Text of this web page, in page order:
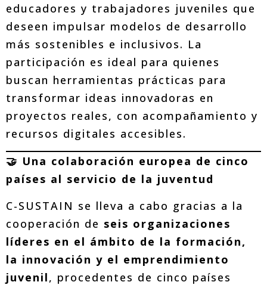
educadores y trabajadores juveniles que
deseen impulsar modelos de desarrollo
más sostenibles e inclusivos. La
participación es ideal para quienes
buscan herramientas prácticas para
transformar ideas innovadoras en
proyectos reales, con acompañamiento y
recursos digitales accesibles.
🤝 Una colaboración europea de cinco
países al servicio de la juventud
C-SUSTAIN se lleva a cabo gracias a la
cooperación de seis organizaciones
líderes en el ámbito de la formación,
la innovación y el emprendimiento
juvenil, procedentes de cinco países